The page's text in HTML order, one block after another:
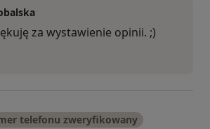
za wystawienie opinii. ;)
telefonu zweryfikowany